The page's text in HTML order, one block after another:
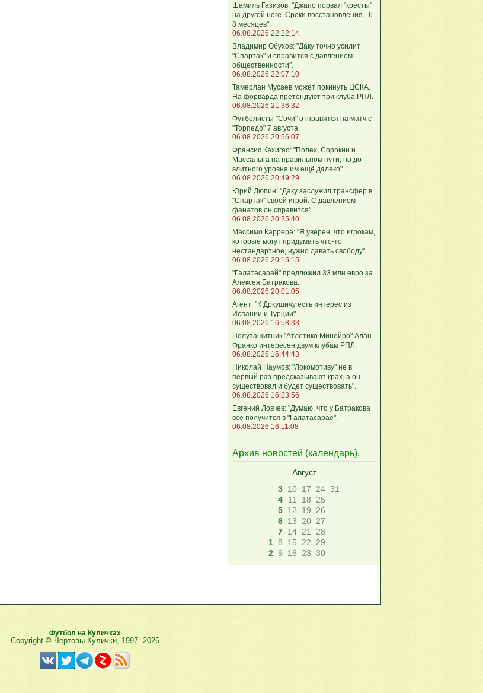
Шамиль Газизов: "Джапо порвал "кресты"
на другой ноге. Сроки восстановления - 6-
8 месяцев".
06.08.2026 22:22:14
Владимир Обухов: "Даку точно усилит
"Спартак" и справится с давлением
общественности".
06.08.2026 22:07:10
Тамерлан Мусаев может покинуть ЦСКА.
На форварда претендуют три клуба РПЛ.
06.08.2026 21:36:32
Футболисты "Сочи" отправятся на матч с
"Торпедо" 7 августа.
06.08.2026 20:56:07
Франсис Кахигао: "Полех, Сорокин и
Массалыга на правильном пути, но до
элитного уровня им ещё далеко".
06.08.2026 20:49:29
Юрий Дюпин: "Даку заслужил трансфер в
"Спартак" своей игрой. С давлением
фанатов он справится".
06.08.2026 20:25:40
Массимо Каррера: "Я уверен, что игрокам,
которые могут придумать что-то
нестандартное, нужно давать свободу".
06.08.2026 20:15:15
"Галатасарай" предложил 33 млн евро за
Алексея Батракова.
06.08.2026 20:01:05
Агент: "К Дркушичу есть интерес из
Испании и Турции".
06.08.2026 16:58:33
Полузащитник "Атлетико Минейро" Алан
Франко интересен двум клубам РПЛ.
06.08.2026 16:44:43
Николай Наумов: "Локомотиву" не в
первый раз предсказывают крах, а он
существовал и будет существовать".
06.08.2026 16:23:56
Евгений Ловчев: "Думаю, что у Батракова
всё получится в "Галатасарае".
06.08.2026 16:11:08
Архив новостей (календарь).
Август
3 10 17 24 31
4
11 18
25
5 12 19
26
6 13 20 27
7 14 21
28
1 8 15 22
29
2 9 16 23 30
Футбол на Куличках
Copyright © Чертовы Кулички, 1997- 2026